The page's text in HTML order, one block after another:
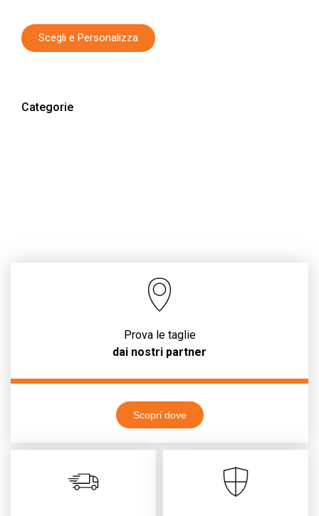
Categorie
Scegli e Personalizza
Prova le taglie
dai nostri partner
Scopri dove